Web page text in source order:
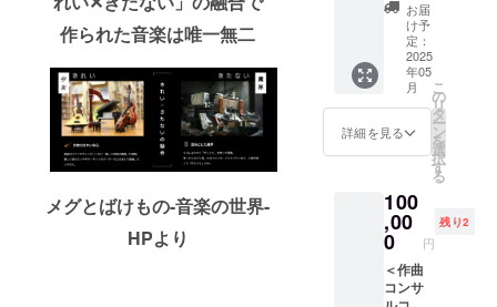
作られた音楽は唯一無二
メグとばけもの-音楽の世界-
HPより
2024年
９月：
[４] ・
2025年
１月～
２月初
旬：[２]
[５][６]
[７][12]
・2025
年４
月：[８]
・2025
年５
月：[９]
・2025
サート
準備の
ため、
リター
ンの送
付時期
する可
能性が
す。そ
の際は
活動報
告にて
事前に
ご連絡
します
予定し
ており
ます
が、多
くのご
支援を
けた場
合、昼
なる場
合があ
りま
す。夜
公演チ
ケット
です。
※現在昼
公演を
予定し
ており
ます
が、多
くのご
合、昼
夜２回
公演と
なる場
合があ
りま
ロード
（デジ
タル）
[14] 光
るLED
リスト
バン
ド：３
枚 ※特
典１個
つき ※
番号は
本文の
「リ
礼メッ
セージ
入り
アート
カード
[４] オ
ルゴー
ルアレ
ンジフ
バム
（デジ
タル）
[５] 8bit
チップ
チュー
お届
け予
定：
2025
年05
月
詳細を見る
こ
の
リ
タ
ー
ン
を
選
択
す
る
100
,00
0 円
残り2
＜作曲
コンサ